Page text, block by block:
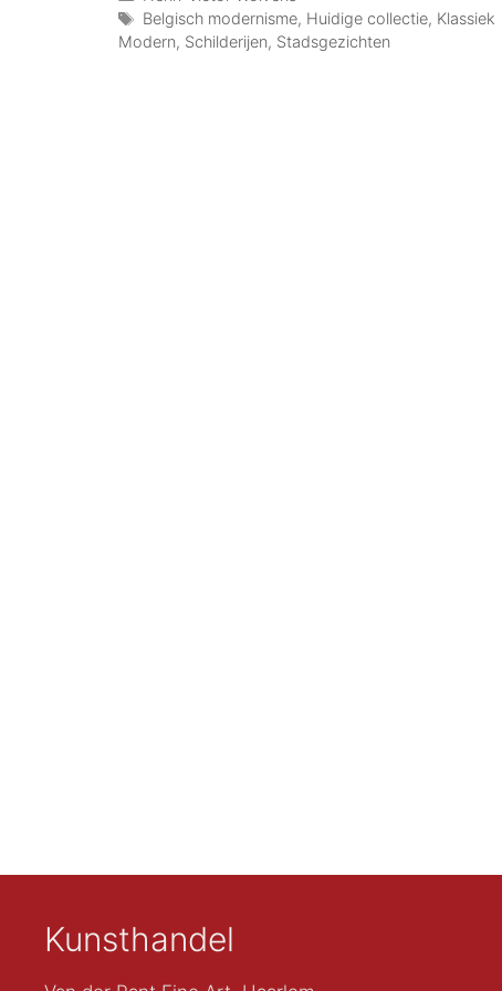
Belgisch modernisme, Huidige collectie, Klassiek
Modern, Schilderijen, Stadsgezichten
Kunsthandel